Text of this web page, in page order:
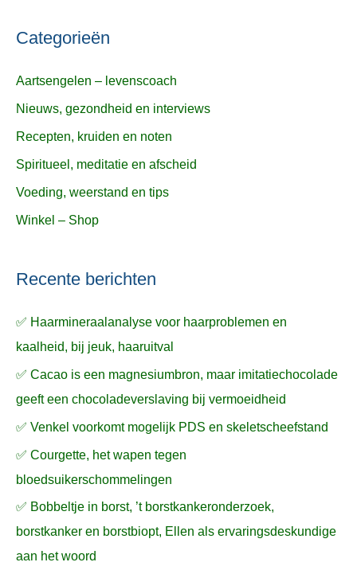
Categorieën
Aartsengelen – levenscoach
Nieuws, gezondheid en interviews
Recepten, kruiden en noten
Spiritueel, meditatie en afscheid
Voeding, weerstand en tips
Winkel – Shop
Recente berichten
✅ Haarmineraalanalyse voor haarproblemen en
kaalheid, bij jeuk, haaruitval
✅ Cacao is een magnesiumbron, maar imitatiechocolade
geeft een chocoladeverslaving bij vermoeidheid
✅ Venkel voorkomt mogelijk PDS en skeletscheefstand
✅ Courgette, het wapen tegen
bloedsuikerschommelingen
✅ Bobbeltje in borst, ’t borstkankeronderzoek,
borstkanker en borstbiopt, Ellen als ervaringsdeskundige
aan het woord